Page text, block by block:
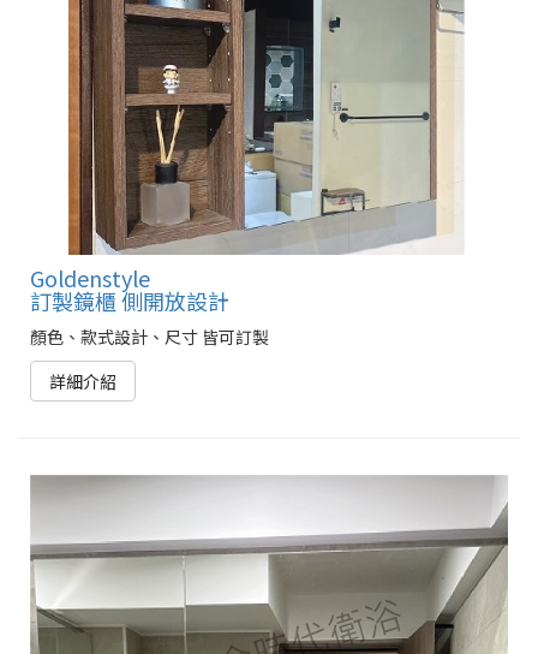
Goldenstyle
訂製鏡櫃 側開放設計
顏色、款式設計、尺寸 皆可訂製
詳細介紹